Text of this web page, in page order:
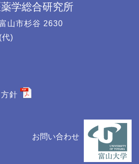
学総合研究所
山市杉谷 2630
)
針
お問い合わせ